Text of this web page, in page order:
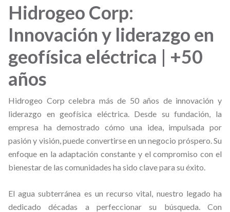
Hidrogeo Corp:
Innovación y liderazgo en
geofísica eléctrica | +50
años
Hidrogeo Corp celebra más de 50 años de innovación y
liderazgo en geofísica eléctrica. Desde su fundación, la
empresa ha demostrado cómo una idea, impulsada por
pasión y visión, puede convertirse en un negocio próspero. Su
enfoque en la adaptación constante y el compromiso con el
bienestar de las comunidades ha sido clave para su éxito.
El agua subterránea es un recurso vital, nuestro legado ha
dedicado décadas a perfeccionar su búsqueda. Con